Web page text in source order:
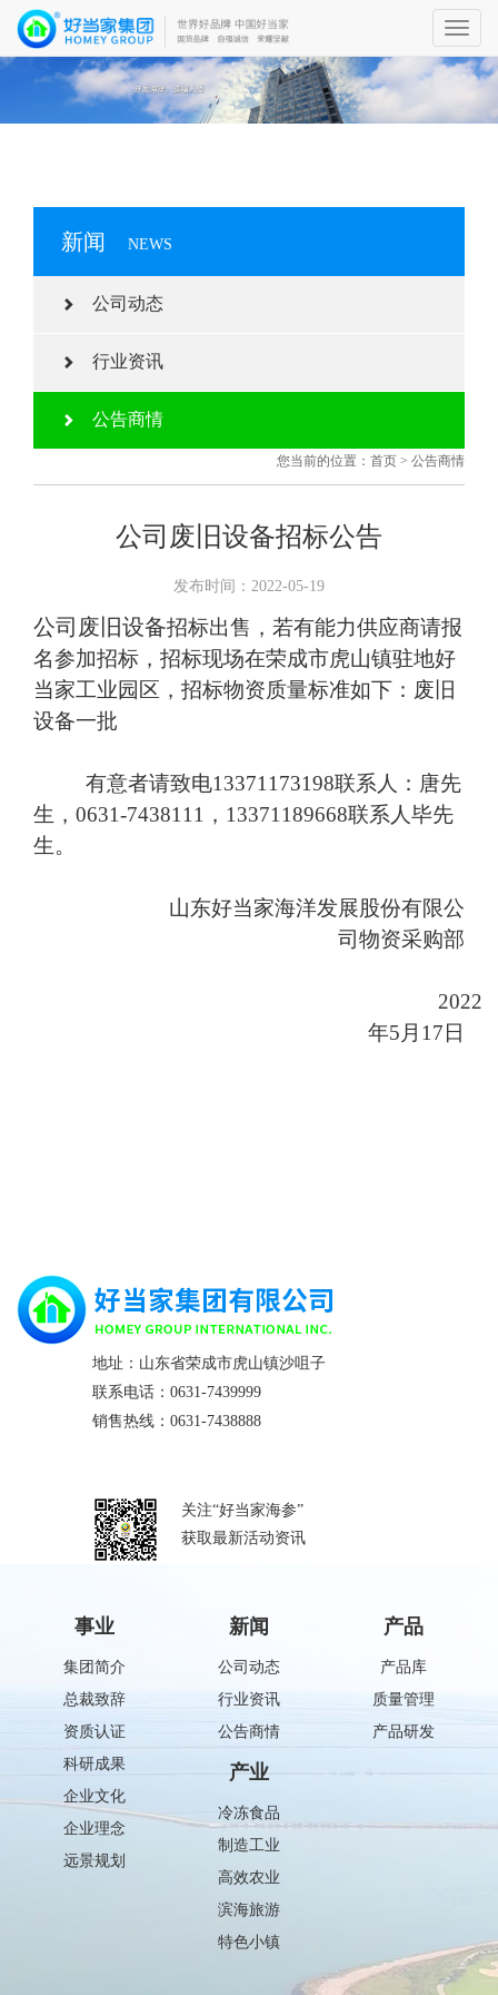
新闻 NEWS
公司动态
行业资讯
公告商情
您当前的位置： 首页 > 公告商情
公司废旧设备招标公告
发布时间：2022-05-19
公司废旧设备招标出售，若有能力供应商请报
名参加招标，招标现场在荣成市虎山镇驻地好
当家工业园区，招标物资质量标准如下：废旧
设备一批
有意者请致电13371173198联系人：唐先
生， 0631-7438111 ， 13371189668联系人毕先
生。
山东好当家海洋发展股份有限公
司物资采购部
2022
年5 月 17日
地址：山东省荣成市虎山镇沙咀子
联系电话：0631-7439999
销售热线：0631-7438888
关注“好当家海参”
获取最新活动资讯
事业
集团简介
总裁致辞
资质认证
科研成果
企业文化
企业理念
远景规划
新闻
公司动态
行业资讯
公告商情
产品
产品库
质量管理
产品研发
产业
冷冻食品
制造工业
高效农业
滨海旅游
特色小镇